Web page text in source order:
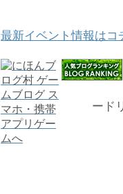
最新イベント情報はコ
ード